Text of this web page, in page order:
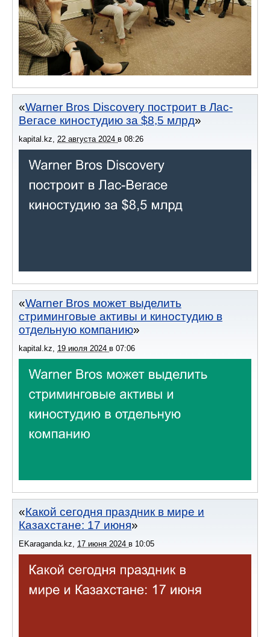
Warner Bros Discovery построит в Лас-
Вегасе киностудию за $8,5 млрд
kapital.kz 22 августа 2024 в 08:26
Warner Bros может выделить
стриминговые активы и киностудию в
отдельную компанию
kapital.kz 19 июля 2024 в 07:06
Какой сегодня праздник в мире и
Казахстане: 17 июня
EKaraganda.kz, 17 июня 2024 в 10:05